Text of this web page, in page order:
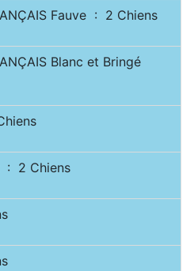
Fauve : 2 Chiens
Blanc et Bringé
: 2 Chiens